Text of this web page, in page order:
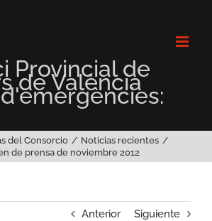
Provincial de
de València
del Consorcio
Noticias recientes
de prensa de noviembre 2012
Anterior Siguiente